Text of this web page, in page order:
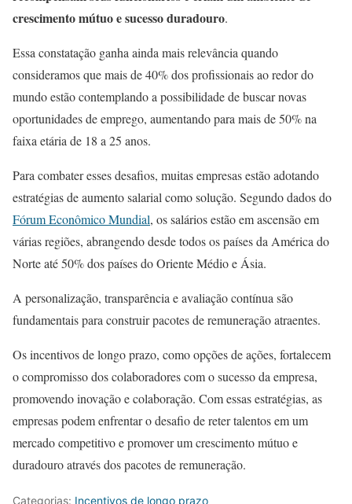
crescimento mútuo e sucesso duradouro.
Essa constatação ganha ainda mais relevância quando
consideramos que mais de 40% dos profissionais ao redor do
mundo estão contemplando a possibilidade de buscar novas
oportunidades de emprego, aumentando para mais de 50% na
faixa etária de 18 a 25 anos.
Para combater esses desafios, muitas empresas estão adotando
estratégias de aumento salarial como solução. Segundo dados do
Fórum Econômico Mundial, os salários estão em ascensão em
várias regiões, abrangendo desde todos os países da América do
Norte até 50% dos países do Oriente Médio e Ásia.
A personalização, transparência e avaliação contínua são
fundamentais para construir pacotes de remuneração atraentes.
Os incentivos de longo prazo, como opções de ações, fortalecem
o compromisso dos colaboradores com o sucesso da empresa,
promovendo inovação e colaboração. Com essas estratégias, as
empresas podem enfrentar o desafio de reter talentos em um
mercado competitivo e promover um crescimento mútuo e
duradouro através dos pacotes de remuneração.
Categorias: Incentivos de longo prazo